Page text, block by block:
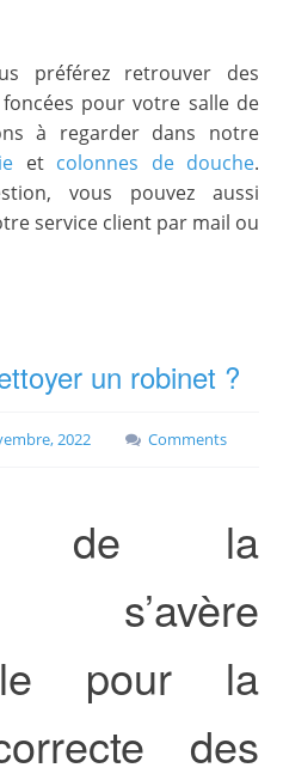
préférez retrouver des
pour votre salle de
à regarder dans notre
et colonnes de douche.
vous pouvez aussi
service client par mail ou
un robinet ?
2022 Comments
de la
s’avère
pour la
des